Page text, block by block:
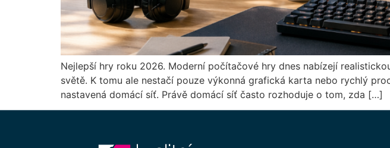
Nejlepší hry roku 2026. Moderní počítačové hry dnes nabízejí
světě. K tomu ale nestačí pouze výkonná grafická karta nebo rychlý
nastavená domácí síť. Právě domácí síť často rozhoduje o tom, zda […]